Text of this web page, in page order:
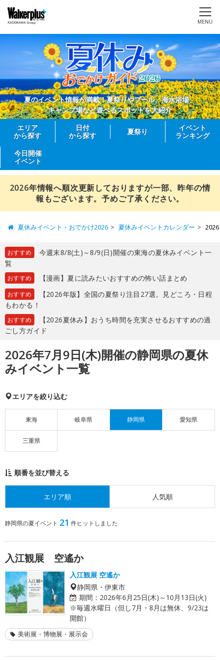
MENU
夏のイベント情報が満載！夏祭りやプール、海水浴場、
キャンプ場など遊べるスポットを大紹介
エリア
から探す
日付
から探す
夏祭り
イベント
ランキング
今日開催
イベント
2026年情報へ順次更新しておりますが一部、昨年の情
報もございます。予めご了承ください。
夏休みイベント・おでかけ2026 夏休みイベントカレンダー
おすすめ
今週末8/8(土)～8/9(日)開催の東海の夏休みイベント一
覧
おすすめ 【漫画】夏に読みたいおすすめの怖い話まとめ
おすすめ
【2026年版】全国の夏祭り注目27選。見どころ・日程
もわかる！
おすすめ
【2026夏休み】おうち時間を充実させるおすすめの過
ごし方ガイド
2026年7月9日(木)開催の静岡県の夏休
みイベント一覧
エリアを絞り込む
東海 岐阜県 静岡県 愛知県
三重県
順番を並び替える
エリア順 人気順
静岡県の夏イベント 21 件ヒットしました
入江観展 空遙か
入江観展 空遙か
静岡県・伊東市
期間： 2026年6月25日(木)～10月13日(火)
※毎週水曜日（但し7月・8月は無休、9/23は
開館）
美術展・博物展・展示会